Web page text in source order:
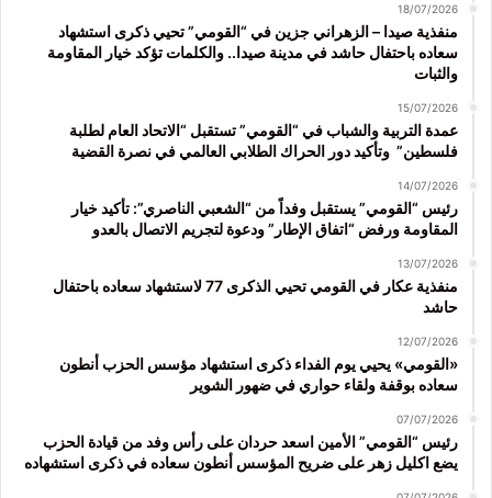
18/07/2026
منفذية صيدا – الزهراني جزين في “القومي” تحيي ذكرى استشهاد
سعاده باحتفال حاشد في مدينة صيدا.. والكلمات تؤكد خيار المقاومة
والثبات
15/07/2026
عمدة التربية والشباب في “القومي” تستقبل “الاتحاد العام لطلبة
فلسطين” وتأكيد دور الحراك الطلابي العالمي في نصرة القضية
14/07/2026
رئيس “القومي” يستقبل وفداً من “الشعبي الناصري”: تأكيد خيار
المقاومة ورفض “اتفاق الإطار” ودعوة لتجريم الاتصال بالعدو
13/07/2026
منفذية عكار في القومي تحيي الذكرى 77 لاستشهاد سعاده باحتفال
حاشد
12/07/2026
«القومي» يحيي يوم الفداء ذكرى استشهاد مؤسس الحزب أنطون
سعاده بوقفة ولقاء حواري في ضهور الشوير
07/07/2026
رئيس “القومي” الأمين اسعد حردان على رأس وفد من قيادة الحزب
يضع اكليل زهر على ضريح المؤسس أنطون سعاده في ذكرى استشهاده